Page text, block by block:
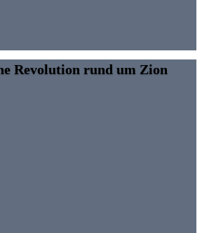
Revolution rund um Zion